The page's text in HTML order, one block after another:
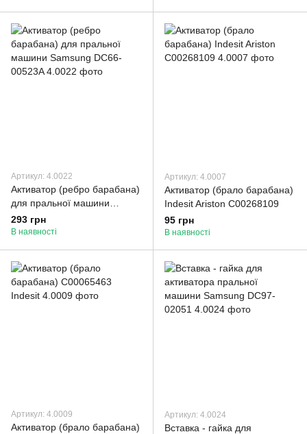
Артикул: 4.0022
Активатор (ребро барабана)
для пральної машини
Samsung DC66-00523A
293 грн
В наявності
Артикул: 4.0007
Активатор (брало барабана)
Indesit Ariston C00268109
95 грн
В наявності
Артикул: 4.0009
Активатор (брало барабана)
Артикул: 4.0024
Вставка - гайка для